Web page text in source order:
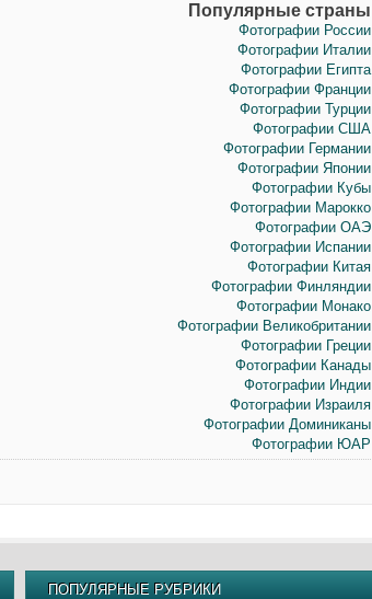
Популярные страны
Фотографии России
Фотографии Италии
Фотографии Египта
Фотографии Франции
Фотографии Турции
Фотографии США
Фотографии Германии
Фотографии Японии
Фотографии Кубы
Фотографии Марокко
Фотографии ОАЭ
Фотографии Испании
Фотографии Китая
Фотографии Финляндии
Фотографии Монако
Фотографии Великобритании
Фотографии Греции
Фотографии Канады
Фотографии Индии
Фотографии Израиля
Фотографии Доминиканы
Фотографии ЮАР
ПОПУЛЯРНЫЕ РУБРИКИ